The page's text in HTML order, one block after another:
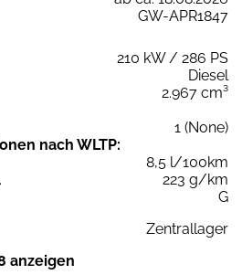
GW-APR1847
210 kW / 286 PS
Diesel
2.967 cm³
1 (None)
nach WLTP:
8,5 l/100km
223 g/km
G
Zentrallager
anzeigen